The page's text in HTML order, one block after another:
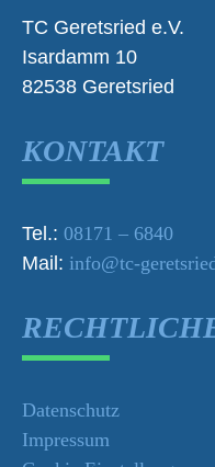
TC Geretsried e.V.
Isardamm 10
82538 Geretsried
KONTAKT
Tel.: 08171 – 6840
Mail: info@tc-
Datenschutz
Impressum